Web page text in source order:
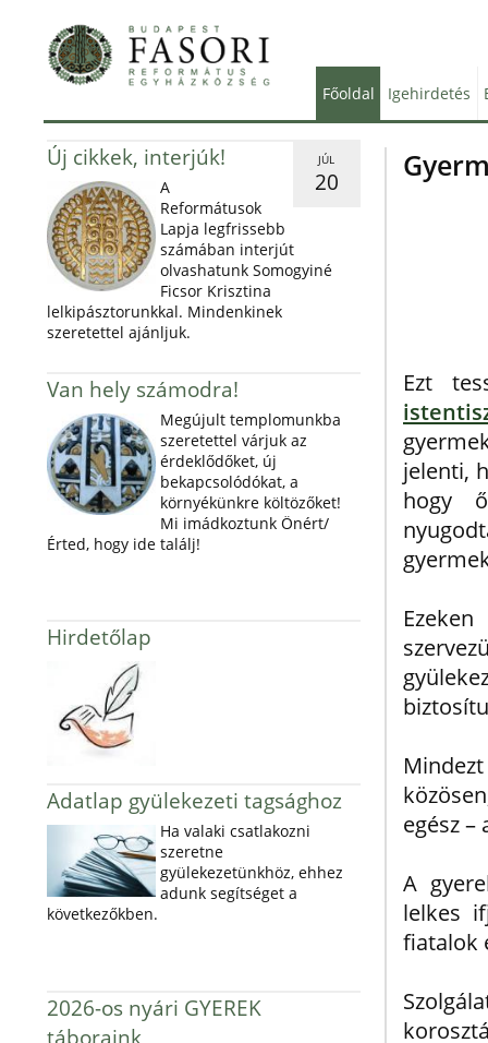
Főoldal Igehirdetés
JÚL
20
Új cikkek, interjúk!
A
Reformátusok
Lapja legfrissebb
számában interjút
olvashatunk Somogyiné
Ficsor Krisztina
lelkipásztorunkkal. Mindenkinek
szeretettel ajánljuk.
Van hely számodra!
Megújult templomunkba
szeretettel várjuk az
érdeklődőket, új
bekapcsolódókat, a
környékünkre költözőket!
Mi imádkoztunk Önért/
Érted, hogy ide találj!
Hirdetőlap
Adatlap gyülekezeti tagsághoz
Ha valaki csatlakozni
szeretne
gyülekezetünkhöz, ehhez
adunk segítséget a
következőkben.
2026-os nyári GYEREK
táboraink
Ezt
jelenti,
hogy
egész
A
lelkes
fiatalok